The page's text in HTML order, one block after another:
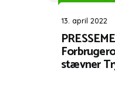
13. april 2022
stævner